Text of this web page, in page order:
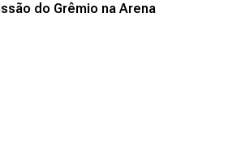
do Grêmio na Arena